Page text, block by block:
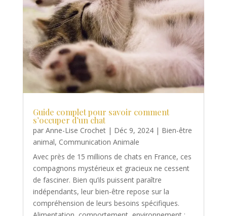
Guide complet pour savoir comment
s’occuper d’un chat
par Anne-Lise Crochet| Déc 9, 2024| Bien-être
animal, Communication Animale
Avec près de 15 millions de chats en France, ces
compagnons mystérieux et gracieux ne cessent
de fasciner. Bien qu’ils puissent paraître
indépendants, leur bien-être repose sur la
compréhension de leurs besoins spécifiques.